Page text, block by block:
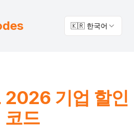
🇰🇷 한국어
2026 기업 할인
코드